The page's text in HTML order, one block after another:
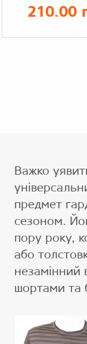
210.00
Важко
предмет
сезоном.
пору року,
або
незамінний
шортами та